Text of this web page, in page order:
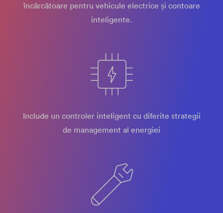
încărcătoare pentru vehicule electrice și contoare
inteligente.
Include un controler inteligent cu diferite strategii
de management al energiei